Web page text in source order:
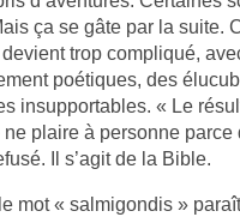
ça se gâte par la
trop compliqué,
poétiques, des
insupportables. « Le
plaire à personne parce
Il s’agit de la Bible.
mot « salmigondis »